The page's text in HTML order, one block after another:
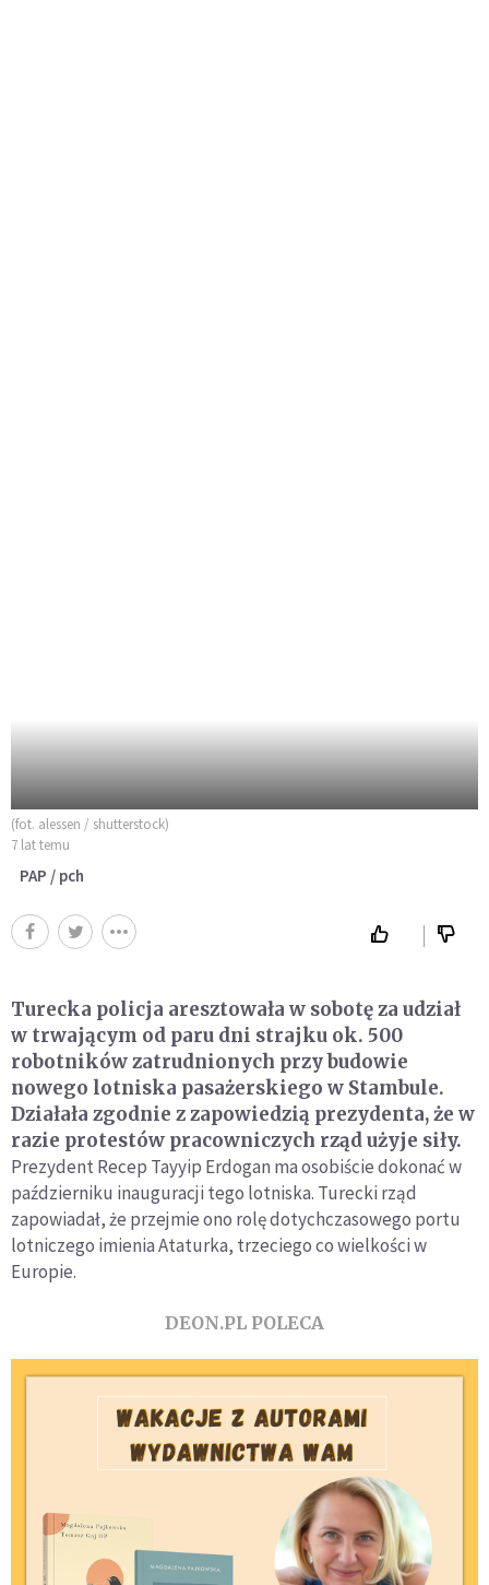
(fot. alessen / shutterstock)
7 lat temu
PAP / pch
Turecka policja aresztowała w sobotę za udział
w trwającym od paru dni strajku ok. 500
robotników zatrudnionych przy budowie
nowego lotniska pasażerskiego w Stambule.
Działała zgodnie z zapowiedzią prezydenta, że w
razie protestów pracowniczych rząd użyje siły.
Prezydent Recep Tayyip Erdogan ma osobiście dokonać w
październiku inauguracji tego lotniska. Turecki rząd
zapowiadał, że przejmie ono rolę dotychczasowego portu
lotniczego imienia Ataturka, trzeciego co wielkości w
Europie.
DEON.PL POLECA